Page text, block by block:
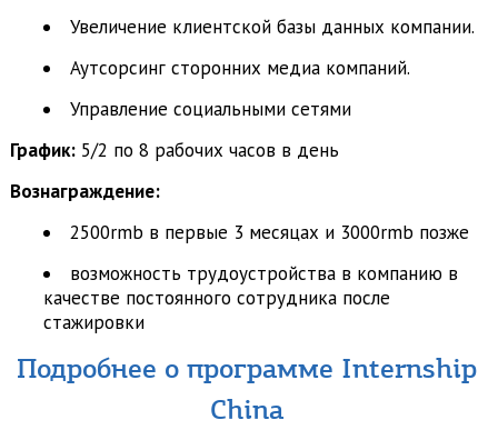
Увеличение клиентской базы данных компании.
Аутсорсинг сторонних медиа компаний.
Управление социальными сетями
График: 5/2 по 8 рабочих часов в день
Вознаграждение:
2500rmb в первые 3 месяцах и 3000rmb позже
возможность трудоустройства в компанию в
качестве постоянного сотрудника после
стажировки
Подробнее о программе Internship
China